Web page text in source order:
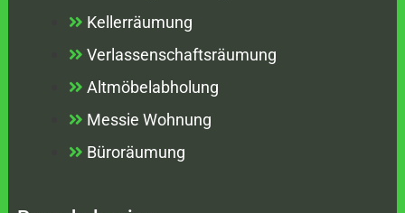
Kellerräumung
Verlassenschaftsräumung
Altmöbelabholung
Messie Wohnung
Büroräumung